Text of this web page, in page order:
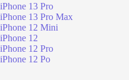
iPhone 13 Pro
iPhone 13 Pro Max
iPhone 12 Mini
iPhone 12
iPhone 12 Pro
iPhone 12 Po